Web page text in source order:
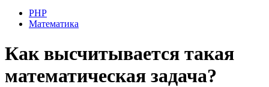
PHP
Математика
Как высчитывается такая
математическая задача?